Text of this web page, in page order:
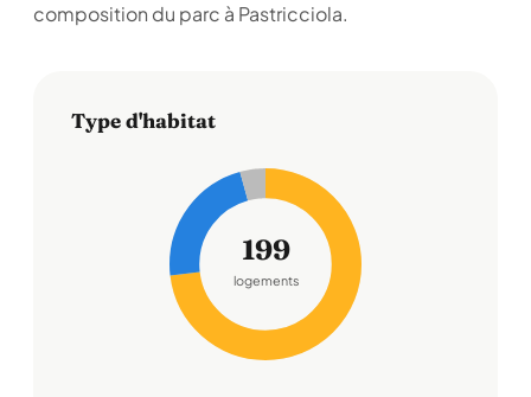
composition du parc à Pastricciola.
Type d'habitat
199
logements